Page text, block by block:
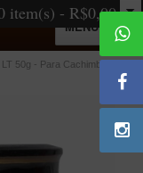
item(s) - R$0,00
MENU
50g - Para Cachimbo